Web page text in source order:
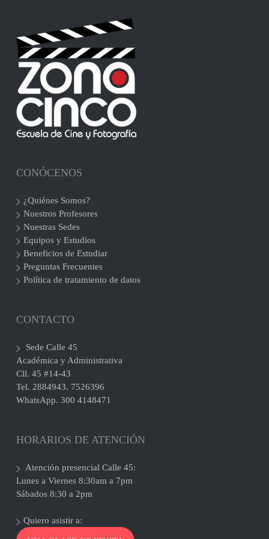
CONÓCENOS
¿Quiénes Somos?
Nuestros Profesores
Nuestras Sedes
Equipos y Estudios
Beneficios de Estudiar
Preguntas Frecuentes
Política de tratamiento de datos
CONTACTO
Sede Calle 45
Académica y Administrativa
Cll. 45 #14-43
Tel. 2884943. 7526396
WhatsApp. 300 4148471
HORARIOS DE ATENCIÓN
Atención presencial Calle 45:
Lunes a Viernes 8:30am a 7pm
Sábados 8:30 a 2pm
Quiero asistir a: